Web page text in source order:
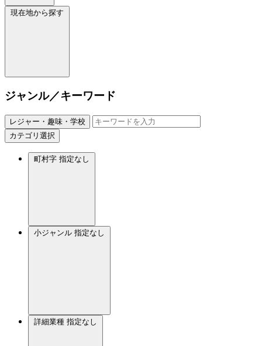
現在地から探す
ジャンル／キーワード
レジャー・趣味・学校
カテゴリ選択
町村字 指定なし
小ジャンル 指定なし
詳細業種 指定なし